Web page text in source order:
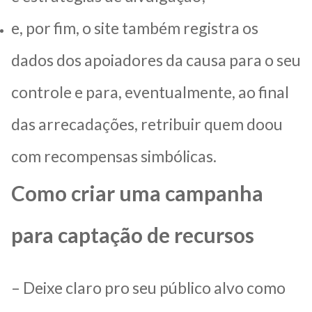
e, por fim, o site também registra os
dados dos apoiadores da causa para o seu
controle e para, eventualmente, ao final
das arrecadações, retribuir quem doou
com recompensas simbólicas.
Como criar uma campanha
para captação de recursos
– Deixe claro pro seu público alvo como